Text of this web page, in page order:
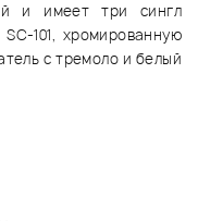
и имеет три сингл
101, хромированную
с тремоло и белый